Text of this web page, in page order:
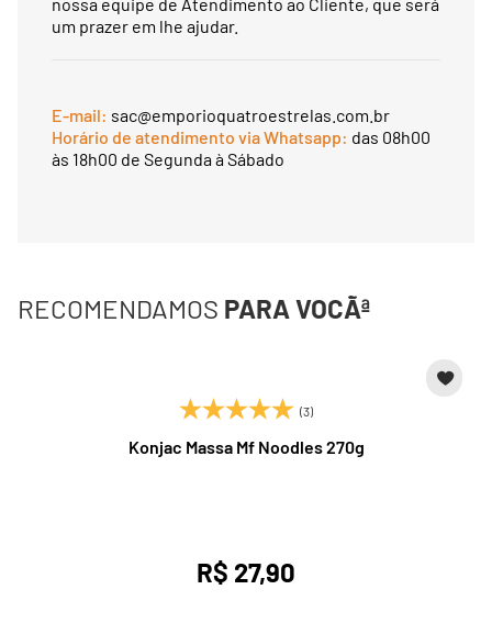
um prazer em lhe ajudar.
E-mail: sac@emporioquatroestrelas.com.br
Horário de atendimento via Whatsapp: das 08h00
às 18h00 de Segunda à Sábado
RECOMENDAMOS PARA VOCÃª
(3)
Konjac Massa Mf Noodles 270g
R$ 27,90